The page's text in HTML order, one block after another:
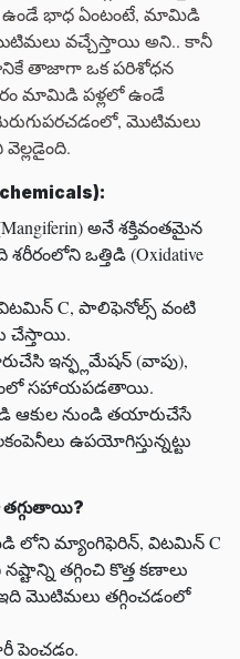
భాధ ఏంటంటే, మామిడి
వచ్చేస్తాయి అని.. కానీ
తాజాగా ఒక పరిశోధన
మామిడి పళ్లలో ఉండే
మొటిమలు
అనే శక్తివంతమైన
ఒత్తిడి (Oxidative
విటమిన్ C, పాలిఫెనోల్స్ వంటి
చేస్తాయి.
ఇన్ఫ్లమేషన్ (వాపు),
సహాయపడతాయి.
నుండి తయారుచేసే
ఉపయోగిస్తున్నట్టు
లోని మ్యాంగిఫెరిన్, విటమిన్ C
తగ్గించి కొత్త కణాలు
మొటిమలు తగ్గించడంలో
పెంచడం.